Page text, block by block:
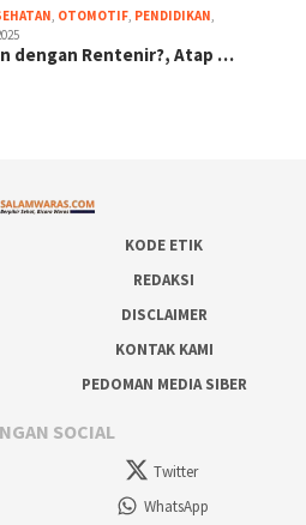
OTOMOTIF PENDIDIKAN
dengan Rentenir?, Atap …
KODE ETIK
REDAKSI
DISCLAIMER
KONTAK KAMI
PEDOMAN MEDIA SIBER
SOCIAL
Twitter
WhatsApp